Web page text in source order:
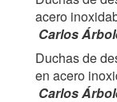
acero
Carlos
Duchas de
en acero
Carlos